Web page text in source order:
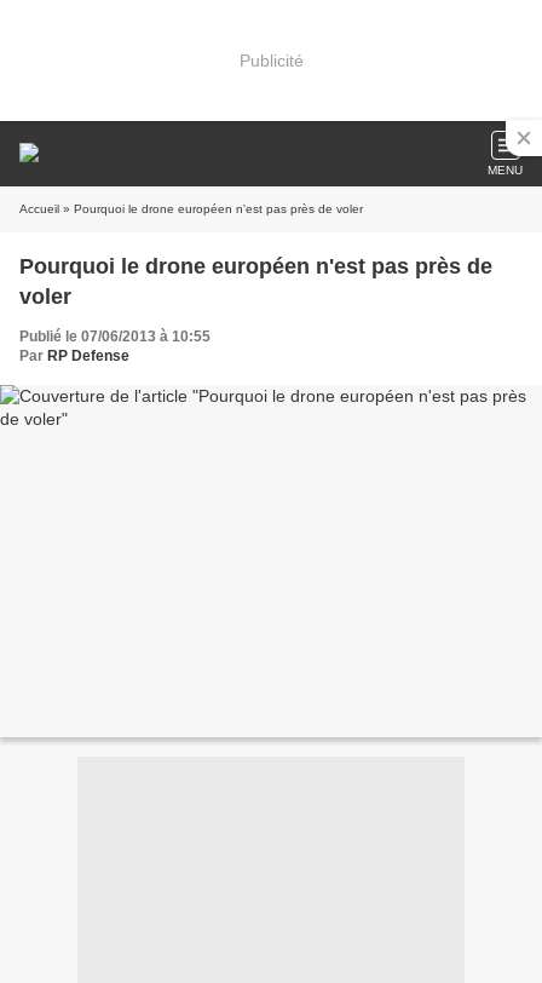
Publicité
MENU
Accueil » Pourquoi le drone européen n'est pas près de voler
Pourquoi le drone européen n'est pas près de
voler
Publié le 07/06/2013 à 10:55
Par RP Defense